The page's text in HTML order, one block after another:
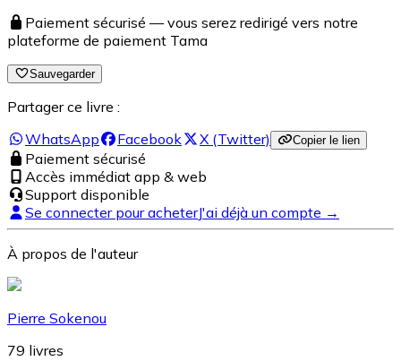
Paiement sécurisé — vous serez redirigé vers notre
plateforme de paiement Tama
Sauvegarder
Partager ce livre :
WhatsApp
Facebook X (Twitter) Copier le lien
Paiement sécurisé
Accès immédiat app & web
Support disponible
Se connecter pour acheterJ'ai déjà un compte →
À propos de l'auteur
Pierre Sokenou
79 livres